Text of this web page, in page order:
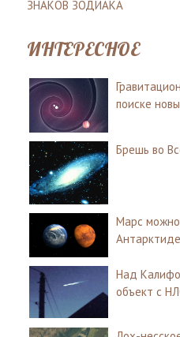
ЗНАКОВ ЗОДИАКА
ИНТЕРЕСНОЕ
поиске
Брешь во
Марс можно
Антарктиде
Над
объект с